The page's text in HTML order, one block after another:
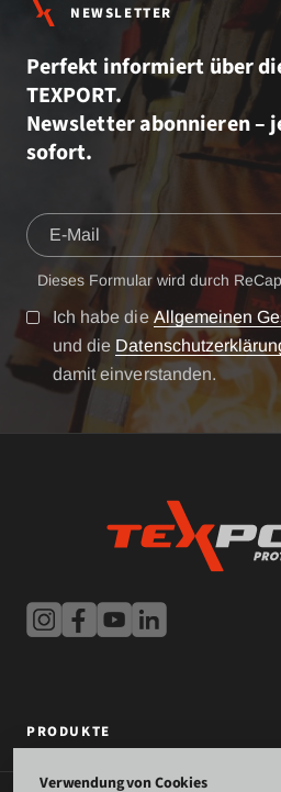
NEWSLETTER
Perfekt informiert über
TEXPORT.
Newsletter abonnieren –
sofort.
Dieses Formular wird durch
Ich habe die Allgemeinen
und die
damit einverstanden.
PRODUKTE
Verwendung von Cookies